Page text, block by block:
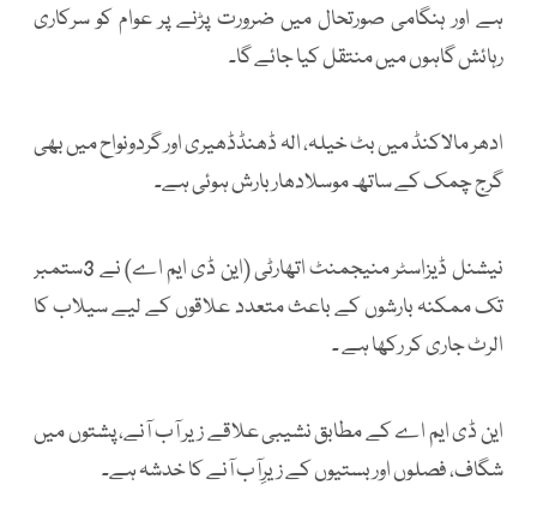
ہے اور ہنگامی صورتحال میں ضرورت پڑنے پر عوام کو سرکاری
رہائش گاہوں میں منتقل کیا جائے گا۔
ادھر مالاکنڈ میں بٹ خیلہ، الہ ڈھنڈڈھیری اور گردونواح میں بھی
گرج چمک کے ساتھ موسلادھار بارش ہوئی ہے۔
نیشنل ڈیزاسٹر منیجمنٹ اتھارٹی (این ڈی ایم اے) نے 3ستمبر
تک ممکنہ بارشوں کے باعث متعدد علاقوں کے لیے سیلاب کا
الرٹ جاری کر رکھا ہے ۔
این ڈی ایم اے کے مطابق نشیبی علاقے زیر آب آنے، پشتوں میں
شگاف، فصلوں اور بستیوں کے زیرِآب آنے کا خدشہ ہے۔